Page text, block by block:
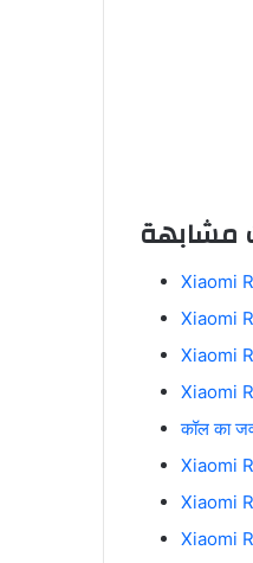
مشابهة
Xiaomi
Xiaomi
Xiaomi
Xiaomi
कॉल का
Xiaomi
Xiaomi
Xiaomi